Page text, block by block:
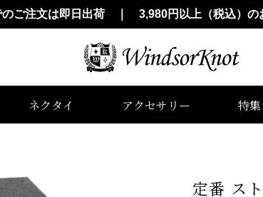
のご注文は即日出荷 ｜ 3,980円以上（税込）の
ネクタイ アクセサリー 特集
定番 ス